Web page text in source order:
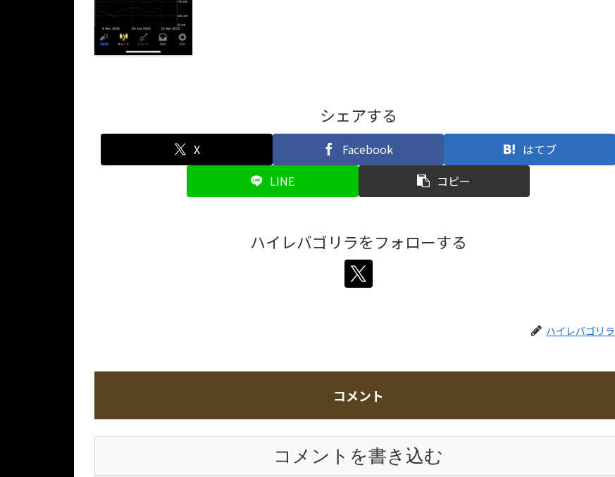
シェアする
X Facebook
はてブ
LINE
コピー
ハイレバゴリラをフォローする
ハイレバゴリラ
コメント
コメントを書き込む